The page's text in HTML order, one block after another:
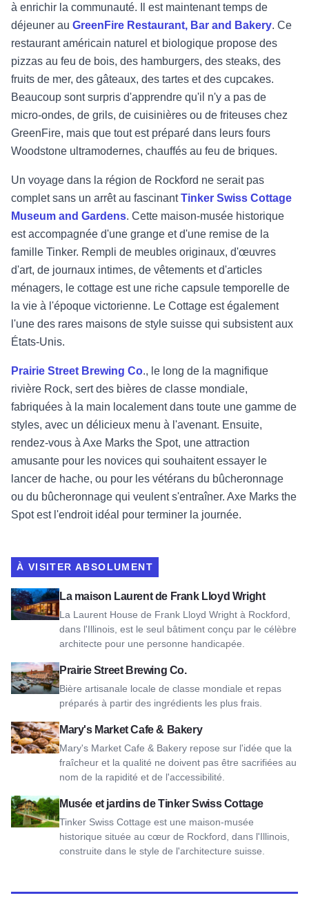
à enrichir la communauté. Il est maintenant temps de
déjeuner au GreenFire Restaurant, Bar and Bakery. Ce
restaurant américain naturel et biologique propose des
pizzas au feu de bois, des hamburgers, des steaks, des
fruits de mer, des gâteaux, des tartes et des cupcakes.
Beaucoup sont surpris d'apprendre qu'il n'y a pas de
micro-ondes, de grils, de cuisinières ou de friteuses chez
GreenFire, mais que tout est préparé dans leurs fours
Woodstone ultramodernes, chauffés au feu de briques.
Un voyage dans la région de Rockford ne serait pas
complet sans un arrêt au fascinantTinker Swiss Cottage
Museum and Gardens. Cette maison-musée historique
est accompagnée d'une grange et d'une remise de la
famille Tinker. Rempli de meubles originaux, d'œuvres
d'art, de journaux intimes, de vêtements et d'articles
ménagers, le cottage est une riche capsule temporelle de
la vie à l'époque victorienne. Le Cottage est également
l'une des rares maisons de style suisse qui subsistent aux
États-Unis.
Prairie Street Brewing Co., le long de la magnifique
rivière Rock, sert des bières de classe mondiale,
fabriquées à la main localement dans toute une gamme de
styles, avec un délicieux menu à l'avenant. Ensuite,
rendez-vous à Axe Marks the Spot, une attraction
amusante pour les novices qui souhaitent essayer le
lancer de hache, ou pour les vétérans du bûcheronnage
ou du bûcheronnage qui veulent s'entraîner. Axe Marks the
Spot est l'endroit idéal pour terminer la journée.
À VISITER ABSOLUMENT
La maison Laurent de Frank Lloyd Wright
La Laurent House de Frank Lloyd Wright à Rockford,
dans l'Illinois, est le seul bâtiment conçu par le célèbre
architecte pour une personne handicapée.
Voir la maison Laurent de Frank Lloyd Wright
Prairie Street Brewing Co.
Bière artisanale locale de classe mondiale et repas
préparés à partir des ingrédients les plus frais.
Voir Prairie Street Brewing Co.
Mary's Market Cafe & Bakery
Mary's Market Cafe & Bakery repose sur l'idée que la
fraîcheur et la qualité ne doivent pas être sacrifiées au
nom de la rapidité et de l'accessibilité.
Voir Mary's Market Cafe & Bakery
Musée et jardins de Tinker Swiss Cottage
Tinker Swiss Cottage est une maison-musée
historique située au cœur de Rockford, dans l'Illinois,
construite dans le style de l'architecture suisse.
Voir Tinker Swiss Cottage Museum and Gardens